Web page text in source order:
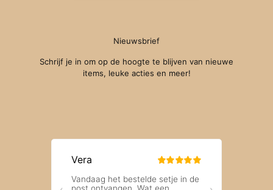
Nieuwsbrief
Schrijf je in om op de hoogte te blijven van nieuwe
items, leuke acties en meer!